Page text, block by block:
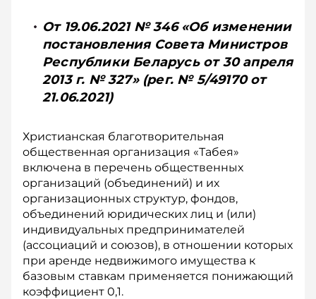
От 19.06.2021 № 346 «Об изменении
постановления Совета Министров
Республики Беларусь от 30 апреля
2013 г. № 327» (рег. № 5/49170 от
21.06.2021)
Христианская благотворительная
общественная организация «Табея»
включена в перечень общественных
организаций (объединений) и их
организационных структур, фондов,
объединений юридических лиц и (или)
индивидуальных предпринимателей
(ассоциаций и союзов), в отношении которых
при аренде недвижимого имущества к
базовым ставкам применяется понижающий
коэффициент 0,1.